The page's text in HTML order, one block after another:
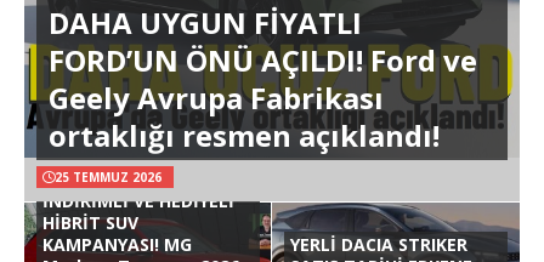
DAHA UYGUN FİYATLI
FORD’UN ÖNÜ AÇILDI! Ford ve
Geely Avrupa Fabrikası
ortaklığı resmen açıklandı!
25 TEMMUZ 2026
İNDİRİMLİ VE HEDİYELİ
HİBRİT SUV
KAMPANYASI! MG
YERLİ DACIA STRIKER